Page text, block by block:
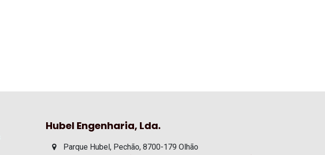
Hubel Engenharia, Lda.
Parque Hubel, Pechão, 8700-179 Olhão